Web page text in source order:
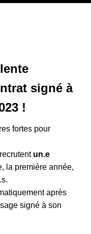
signé à
!
fortes pour
un.e
la première année,
après
signé à son